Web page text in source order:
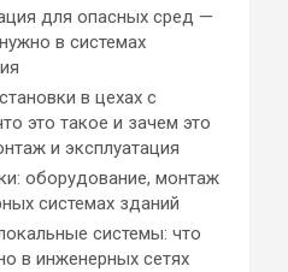
для опасных сред —
в системах
в цехах с
это такое и зачем это
и эксплуатация
оборудование, монтаж
системах зданий
системы: что
в инженерных сетях